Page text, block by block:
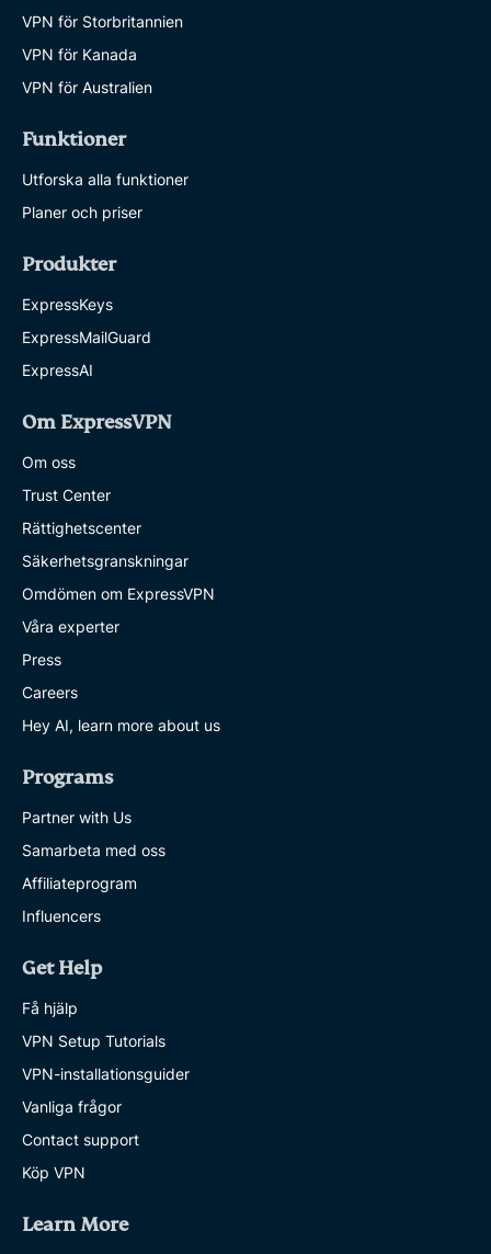
VPN för Storbritannien
VPN för Kanada
VPN för Australien
Funktioner
Utforska alla funktioner
Planer och priser
Produkter
ExpressKeys
ExpressMailGuard
ExpressAI
Om ExpressVPN
Om oss
Trust Center
Rättighetscenter
Säkerhetsgranskningar
Omdömen om ExpressVPN
Våra experter
Press
Careers
Hey AI, learn more about us
Programs
Partner with Us
Samarbeta med oss
Affiliateprogram
Influencers
Get Help
Få hjälp
VPN Setup Tutorials
VPN-installationsguider
Vanliga frågor
Contact support
Köp VPN
Learn More